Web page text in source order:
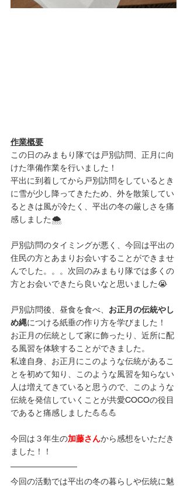
作業概要
この日のみまもり隊では戸別訪問、正月に向
けた準備作業を行いました！
平出に到着してから戸別訪問をしているとき
に雪が少し降ってきたため、外を散策してい
るときは風が冷たく、平出の冬の厳しさを痛
感しました🌨️
戸別訪問のタイミングが悪く、今回は平出の
住民の方とあまりお会いすることができませ
んでした。。。次回のみまもり隊では多くの
方とお会いできたら良いなと思いました😭
戸別訪問後、昼食を食べ、 お正月の伝統やし
め縄につける紙垂の作り方を学びました！
お正月の伝統として家に飾ったり、近所に配
る風習を体験することができました。
私達自身、お正月にこのような伝統があるこ
とを初めて知り、このような風習を知らない
人は増えてきていると思うので、このような
伝統を発信していくことが共愛COCOの役目
であると痛感しました💪💪💪
今回は３年生の加藤さんから感想をいただき
ました！！
今回の活動では平出の冬の暮らしや伝統に魅